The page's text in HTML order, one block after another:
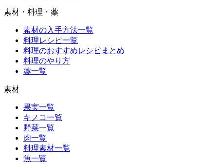
素材・料理・薬
素材の入手方法一覧
料理レシピ一覧
料理のおすすめレシピまとめ
料理のやり方
薬一覧
素材
果実一覧
キノコ一覧
野菜一覧
肉一覧
料理素材一覧
魚一覧